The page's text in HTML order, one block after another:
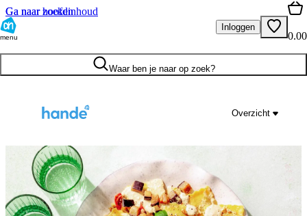
Ga naar hoofdinhoud
Ga naar zoeken
menu
Inloggen
0.00
Waar ben je naar op zoek?
Overzicht